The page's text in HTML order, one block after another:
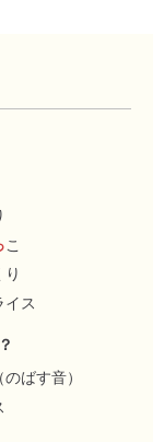
こ
り
イス
のばす音）